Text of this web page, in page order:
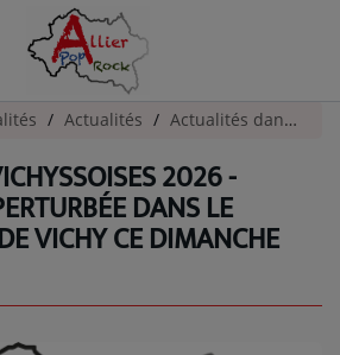
Actualités Actualités dans l'Allier
2026 -
DANS LE
VICHY CE DIMANCHE